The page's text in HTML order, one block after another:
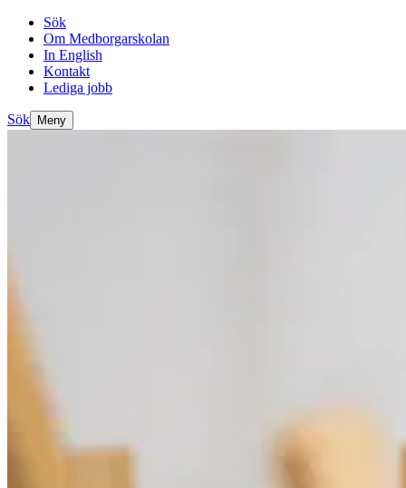
Sök
Om Medborgarskolan
In English
Kontakt
Lediga jobb
Sök Meny